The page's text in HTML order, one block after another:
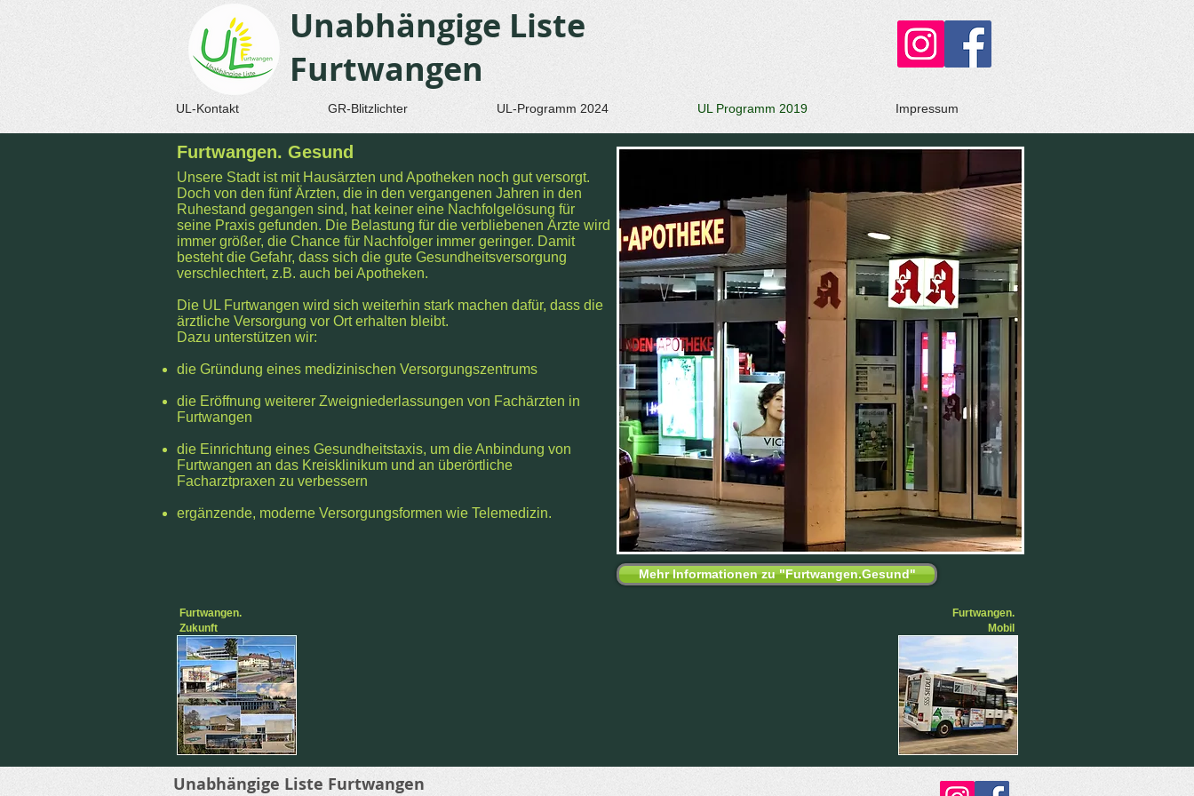
Unabhängige Liste
Furtwangen
UL-Kontakt GR-Blitzlichter UL-Programm 2024 UL Programm 2019 Impressum
Furtwangen. Gesund
Unsere Stadt ist mit Hausärzten und Apotheken noch gut versorgt.
Doch von den fünf Ärzten, die in den vergangenen Jahren in den
Ruhestand gegangen sind, hat keiner eine Nachfolgelösung für
seine Praxis gefunden. Die Belastung für die verbliebenen Ärzte wird
immer größer, die Chance für Nachfolger immer geringer. Damit
besteht die Gefahr, dass sich die gute Gesundheitsversorgung
verschlechtert, z.B. auch bei Apotheken.
Die UL Furtwangen wird sich weiterhin stark machen dafür, dass die
ärztliche Versorgung vor Ort erhalten bleibt.
Dazu unterstützen wir:
die Gründung eines medizinischen Versorgungszentrums
die Eröffnung weiterer Zweigniederlassungen von Fachärzten in
Furtwangen
die Einrichtung eines Gesundheitstaxis, um die Anbindung von
Furtwangen an das Kreisklinikum und an überörtliche
Facharztpraxen zu verbessern
ergänzende, moderne Versorgungsformen wie Telemedizin.
Furtwangen.
Zukunft
Mehr Informationen zu "Furtwangen.Gesund"
Furtwangen.
Mobil
Unabhängige Liste Furtwangen